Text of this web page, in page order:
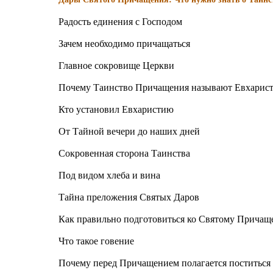
Радость единения с Господом
Зачем необходимо причащаться
Главное сокровище Церкви
Почему Таинство Причащения называют
Кто установил Евхаристию
От Тайной вечери до наших дней
Сокровенная сторона Таинства
Под видом хлеба и вина
Тайна преложения Святых Даров
Как правильно подготовиться ко Святому
Что такое говение
Почему перед Причащением полагается поститься